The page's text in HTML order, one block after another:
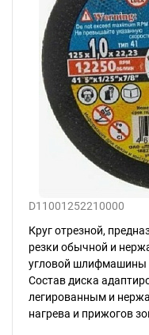
D11001252210000
Круг отрезной,
резки обычной и
угловой шлифмашины
Состав диска
легированным и
нагрева и прижогов